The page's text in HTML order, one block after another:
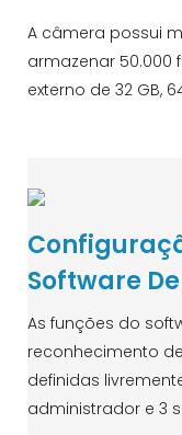
A câmera possui
armazenar 50.000
externo de 32 GB,
Software
As funções do
reconhecimento
definidas
administrador e 3